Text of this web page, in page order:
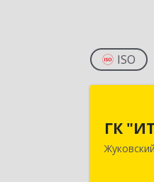
ISO
ГК
Жуковский